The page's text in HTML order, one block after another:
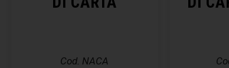
Cod. NACA